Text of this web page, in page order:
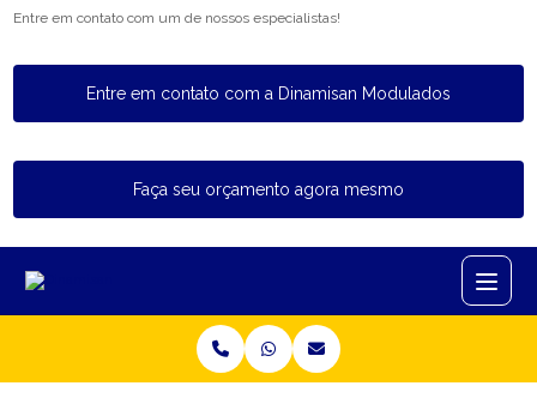
Entre em contato com um de nossos especialistas!
Entre em contato com a Dinamisan Modulados
Faça seu orçamento agora mesmo